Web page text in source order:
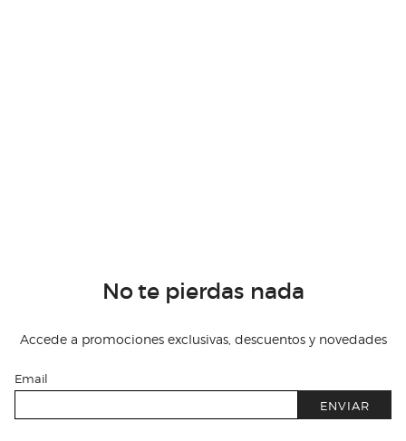
No te pierdas nada
Accede a promociones exclusivas, descuentos y novedades
Email
ENVIAR